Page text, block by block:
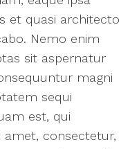
et quasi architecto
Nemo enim
sit aspernatur
magni
sequi
est, qui
consectetur,